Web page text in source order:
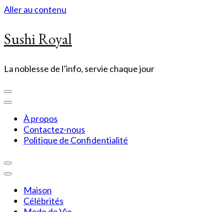
Aller au contenu
Sushi Royal
La noblesse de l’info, servie chaque jour
À propos
Contactez-nous
Politique de Confidentialité
Maison
Célébrités